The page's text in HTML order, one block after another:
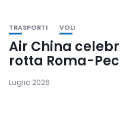
TRASPORTI VOLI
Air China
rotta Roma-
Luglio 2026